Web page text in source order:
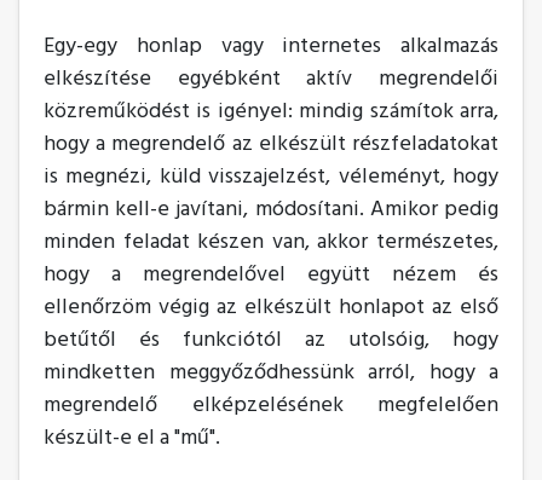
Egy-egy honlap vagy internetes alkalmazás
elkészítése egyébként aktív megrendelői
közreműködést is igényel: mindig számítok arra,
hogy a megrendelő az elkészült részfeladatokat
is megnézi, küld visszajelzést, véleményt, hogy
bármin kell-e javítani, módosítani. Amikor pedig
minden feladat készen van, akkor természetes,
hogy a megrendelővel együtt nézem és
ellenőrzöm végig az elkészült honlapot az első
betűtől és funkciótól az utolsóig, hogy
mindketten meggyőződhessünk arról, hogy a
megrendelő elképzelésének megfelelően
készült-e el a "mű".